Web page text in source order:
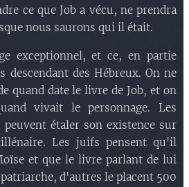
ce que Job a vécu, ne prendra
nous saurons qui il était.
exceptionnel, et ce, en partie
descendant des Hébreux. On ne
quand date le livre de Job, et on
vivait le personnage. Les
étaler son existence sur
Les juifs pensent qu'il
et que le livre parlant de lui
d'autres le placent 500